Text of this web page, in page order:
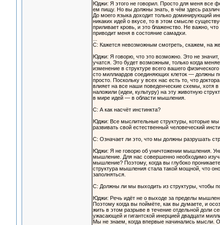
Юджи: Я этого не говорил. Просто для меня все
ем пищу. Но вы должны знать, в чём здесь
До моего языка доходит только доминирующий
никаких идей о вкусе, то в этом смысле
приливает кровь, и это блаженство. Не важно,
приводит меня в состояние самадхи.
С: Кажется невозможным смотреть, скажем, на
Юджи: Я говорю, что это возможно. Это не
учатся. Это будет возможным, только когда
изменение в структуре всего вашего
сто миллиардов соединяющих клеток — должны
просто. Поскольку у всех нас есть то, что
влияет на все наши поведенческие схемы, хотя
наложили (идеи, культуру) на эту животную
в мире идей — в области мышления.
С: А как насчёт инстинкта?
Юджи: Все мыслительные структуры, которые мы
развивать свой естественный человеческий
С: Означает ли это, что мы должны разрушать
Юджи: Я не говорю об уничтожении мышления.
мышление. Для нас совершенно необходимо
мышление? Поэтому, когда вы глубоко
структура мышления стала такой мощной, что
заполняться.
С: Должны ли мы выходить из структуры, чтобы
Юджи: Речь идёт не о выходе за пределы
Поэтому когда вы поймёте, как вы думаете, и
жить в этом разрыве в течение отдельной доли
ужасающей и гигантской инерцией двадцати
Мы не знаем, когда впервые начинались мысли.